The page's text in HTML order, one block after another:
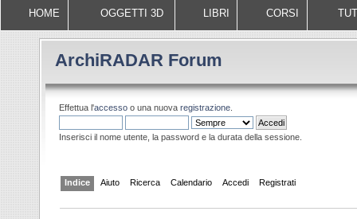
HOME OGGETTI 3D LIBRI CORSI
ArchiRADAR Forum
Effettua l'accesso o una nuova registrazione.
Inserisci il nome utente, la password e la durata della sessione.
Indice Aiuto Ricerca Calendario Accedi Registrati